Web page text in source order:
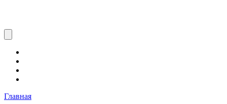
Главная